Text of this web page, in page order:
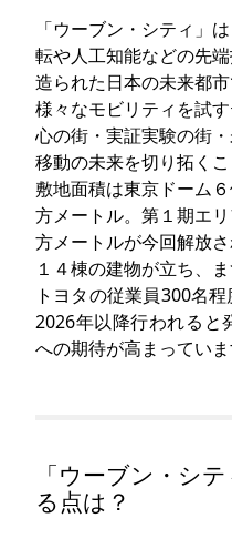
「ウーブン・シティ」
転や人工知能などの先
造られた日本の未来都市
様々なモビリティを試
心の街・実証実験の街
移動の未来を切り拓くこ
敷地面積は東京ドーム
方メートル。第１期エ
方メートルが今回解放
１４棟の建物が立ち、
トヨタの従業員300名
2026年以降行われると
への期待が高まっていま
「ウーブン・シ
る点は？